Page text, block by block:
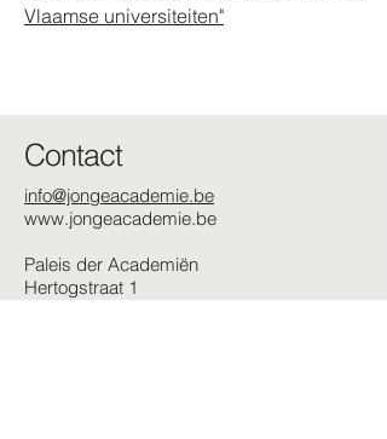
Vlaamse universiteiten"
Contact
info@jongeacademie.be
www.jongeacademie.be
Paleis der Academiën
Hertogstraat 1